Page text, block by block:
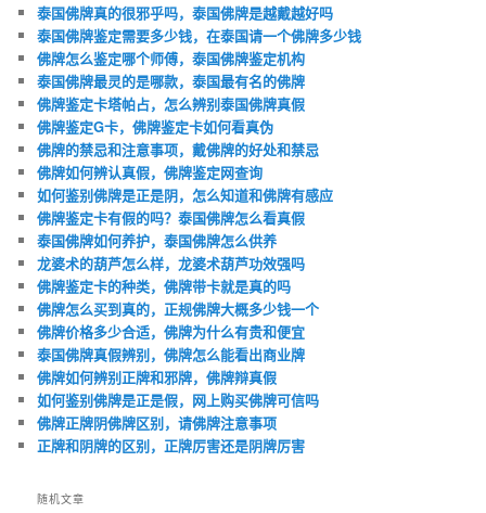
泰国佛牌真的很邪乎吗，泰国佛牌是越戴越好吗
泰国佛牌鉴定需要多少钱，在泰国请一个佛牌多少钱
佛牌怎么鉴定哪个师傅，泰国佛牌鉴定机构
泰国佛牌最灵的是哪款，泰国最有名的佛牌
佛牌鉴定卡塔帕占，怎么辨别泰国佛牌真假
佛牌鉴定G卡，佛牌鉴定卡如何看真伪
佛牌的禁忌和注意事项，戴佛牌的好处和禁忌
佛牌如何辨认真假，佛牌鉴定网查询
如何鉴别佛牌是正是阴，怎么知道和佛牌有感应
佛牌鉴定卡有假的吗？泰国佛牌怎么看真假
泰国佛牌如何养护，泰国佛牌怎么供养
龙婆术的葫芦怎么样，龙婆术葫芦功效强吗
佛牌鉴定卡的种类，佛牌带卡就是真的吗
佛牌怎么买到真的，正规佛牌大概多少钱一个
佛牌价格多少合适，佛牌为什么有贵和便宜
泰国佛牌真假辨别，佛牌怎么能看出商业牌
佛牌如何辨别正牌和邪牌，佛牌辩真假
如何鉴别佛牌是正是假，网上购买佛牌可信吗
佛牌正牌阴佛牌区别，请佛牌注意事项
正牌和阴牌的区别，正牌厉害还是阴牌厉害
随机文章